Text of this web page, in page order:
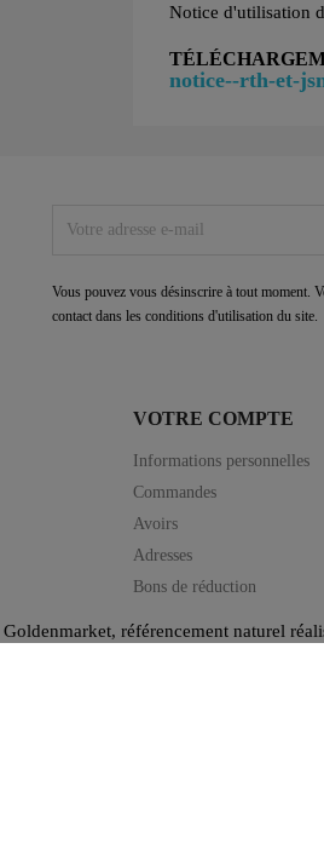
Notice d'utilisation
notice--rth-et-
Vous pouvez vous désinscrire à tout moment.
contact dans les conditions d'utilisation du site.
VOTRE COMPTE
Informations personnelles
Commandes
Avoirs
Adresses
Bons de réduction
Goldenmarket, référencement naturel